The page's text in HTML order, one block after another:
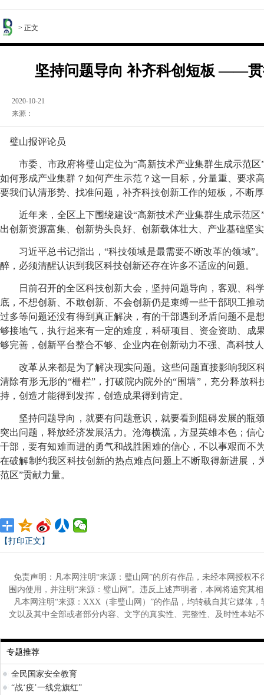
> 正文
坚持问题导向 补齐科创短板 ——
2020-10-21
来源：
璧山报评论员
市委、市政府将璧山定位为“高新技术产业集群生成示范区
如何形成产业集群？如何产生示范？这一目标，分量重、要求
要我们认清形势、找准问题，补齐科技创新工作的短板，不断
近年来，全区上下围绕建设“高新技术产业集群生成示范区
出创新资源富集、创新势头良好、创新载体壮大、产业基础坚
习近平总书记指出，“科技领域是最需要不断改革的领域”
醉，必须清醒认识到我区科技创新还存在许多不适应的问题。
日前召开的全区科技创新大会，坚持问题导向，客观、科
底，不想创新、不敢创新、不会创新仍是束缚一些干部职工
过多等问题还没有得到真正解决，有的干部遇到矛盾问题不是
够接地气，执行起来有一定的难度，科研项目、资金资助、成
够完善，创新平台整合不够、企业内在创新动力不强、高科技
改革从来都是为了解决现实问题。这些问题直接影响我区
清除有形无形的“栅栏”，打破院内院外的“围墙”，充分释放
持，创造才能得到发挥，创造成果得到肯定。
坚持问题导向，就要有问题意识，就要看到阻碍发展的瓶
突出问题，释放经济发展活力。沧海横流，方显英雄本色；信
干部，要有知难而进的勇气和战胜困难的信心，不以事艰而不
在破解制约我区科技创新的热点难点问题上不断取得新进展
范区”贡献力量。
【打印正文】
免责声明：凡本网注明“来源：璧山网”的所有作品，未经本网授权
围内使用，并注明“来源：璧山网”。违反上述声明者，本网将追究其
凡本网注明“来源：XXX（非璧山网）”的作品，均转载自其它媒体
文以及其中全部或者部分内容、文字的真实性、完整性、及时性本站
专题推荐
全民国家安全教育
“战‘疫’一线党旗红”